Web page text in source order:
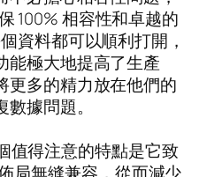
100% 相容性和卓越的
資料都可以順利打開，
能極大地提高了生產
更多的精力放在他們的
據問題。
值得注意的特點是它致